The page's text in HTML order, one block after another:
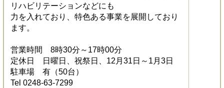
リハビリテーションなどにも
力を入れており、特色ある事業を展開しており
ます。
営業時間 8時30分～17時00分
定休日 日曜日、祝祭日、12月31日～1月3日
駐車場 有（50台）
Tel 0248-63-7299